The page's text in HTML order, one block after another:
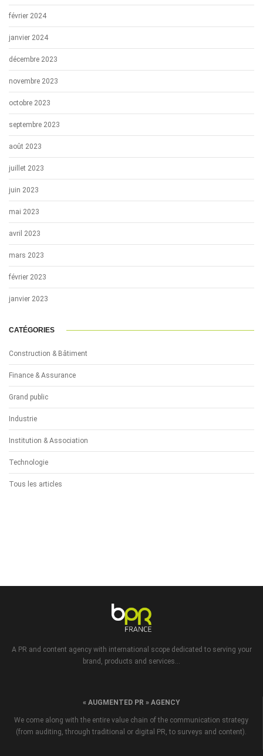
février 2024
janvier 2024
décembre 2023
novembre 2023
octobre 2023
septembre 2023
août 2023
juillet 2023
juin 2023
mai 2023
avril 2023
mars 2023
février 2023
janvier 2023
CATÉGORIES
Construction & Bâtiment
Finance & Assurance
Grand public
Industrie
Institution & Association
Technologie
Tous les articles
A PR and content agency with international scope dedicated to serving your
brand, products and services...
« AUGMENTED PR » AGENCY
We come along with the entire value chain of the communication strategy
(from auditing, through traditional or digital PR, to surveys and content).